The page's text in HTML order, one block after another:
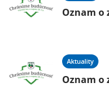
Oznam o
Aktuality
Oznam o